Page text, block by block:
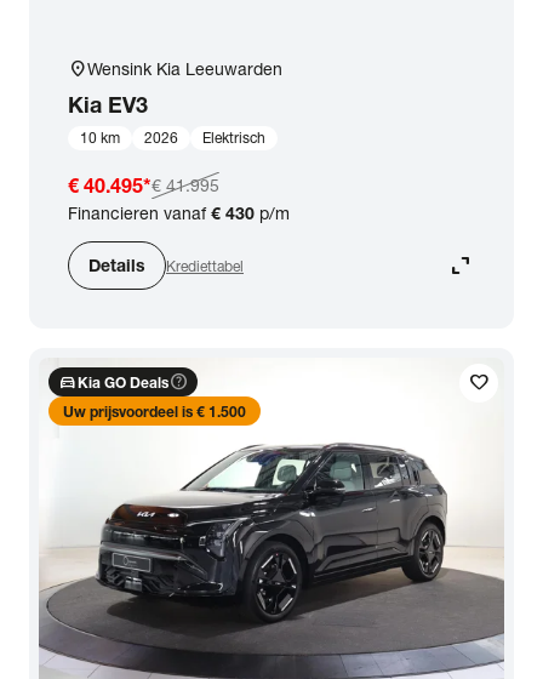
location_onWensink Kia Leeuwarden
Kia EV3
10 km 2026 Elektrisch
€ 40.495*€ 41.995
Financieren vanaf€ 430 p/m
Details Krediettabel expand_content
favorite
directions_carKia GO Dealshelp_outline
Uw prijsvoordeel is € 1.500